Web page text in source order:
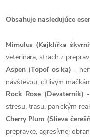
Obsahuje nasledujúce
Mimulus (Kajklířka
veterinára, strach z
Aspen (Topoľ osika) -
návštevou, citlivým
Rock Rose (Devaterník)
stresu, trasu, panickým
Cherry Plum (Slieva
prepravke, agresívnej